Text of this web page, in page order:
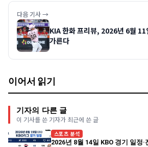
다음 기사 →
KIA 한화 프리뷰, 2026년 6월 11
가른다
이어서 읽기
기자의 다른 글
이 기사를 쓴 기자가 최근에 쓴 글
스포츠 분석
2026년 8월 14일 KBO 경기 일정